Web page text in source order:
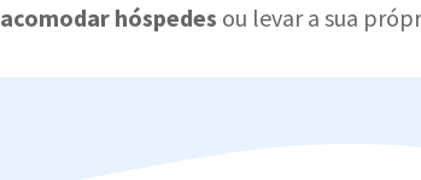
acomodar hóspedes ou levar a sua